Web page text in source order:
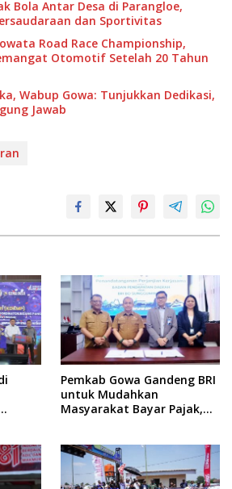
Bola Antar Desa di Parangloe,
dan Sportivitas
Road Race Championship,
Otomotif Setelah 20 Tahun
Wabup Gowa: Tunjukkan Dedikasi,
Jawab
Pemkab Gowa Gandeng BRI
untuk Mudahkan
Masyarakat Bayar Pajak,